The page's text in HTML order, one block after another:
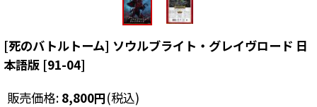
[死のバトルトーム] ソウルブライト・グレイヴロード 日
本語版 [91-04]
販売価格: 8,800円(税込)